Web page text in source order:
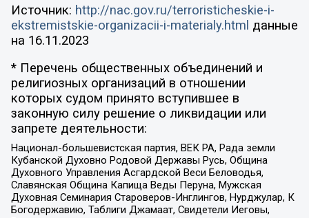
Источник: http://nac.gov.ru/terroristicheskie-i-
ekstremistskie-organizacii-i-materialy.html данные
на 16.11.2023
* Перечень общественных объединений и
религиозных организаций в отношении
которых судом принято вступившее в
законную силу решение о ликвидации или
запрете деятельности:
Национал-большевистская партия, ВЕК РА, Рада земли
Кубанской Духовно Родовой Державы Русь, Община
Духовного Управления Асгардской Веси Беловодья,
Славянская Община Капища Веды Перуна, Мужская
Духовная Семинария Староверов-Инглингов, Нурджулар, К
Богодержавию, Таблиги Джамаат, Свидетели Иеговы,